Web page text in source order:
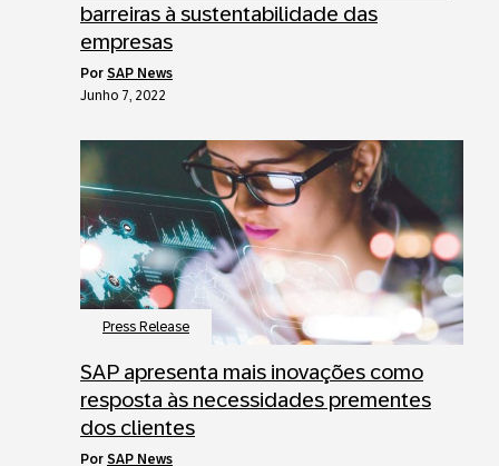
barreiras à sustentabilidade das
empresas
por SAP News
Junho 7, 2022
Press Release
SAP apresenta mais inovações como
resposta às necessidades prementes
dos clientes
por SAP News